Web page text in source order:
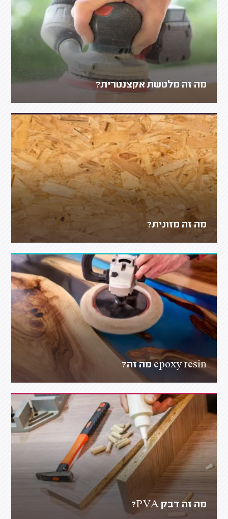
מה זה מלטשת אקצנטרית?
מה זה מזונית?
epoxy resin מה זה?
מה זה דבק PVA?